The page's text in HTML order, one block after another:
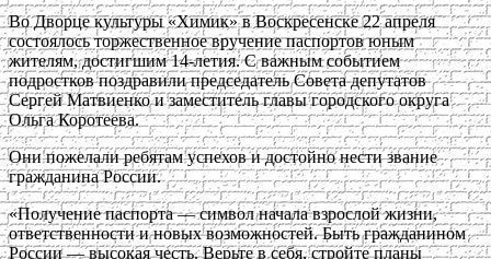
Во Дворце культуры «Химик» в Воскресенске 22 апреля
состоялось торжественное вручение паспортов юным
жителям, достигшим 14-летия. С важным событием
подростков поздравили председатель Совета депутатов
Сергей Матвиенко и заместитель главы городского округа
Ольга Коротеева.
Они пожелали ребятам успехов и достойно нести звание
гражданина России.
«Получение паспорта — символ начала взрослой жизни,
ответственности и новых возможностей. Быть гражданином
России — высокая честь. Верьте в себя, стройте планы